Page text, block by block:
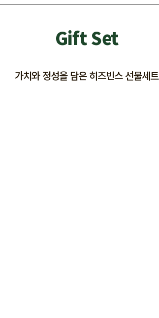
Gift Set
가치와 정성을 담은 히즈빈스 선물세트